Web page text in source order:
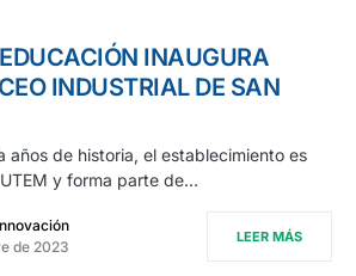
INAUGURA
INDUSTRIAL DE SAN
años de historia, el establecimiento es
y forma parte de…
de 2023
LEER MÁS